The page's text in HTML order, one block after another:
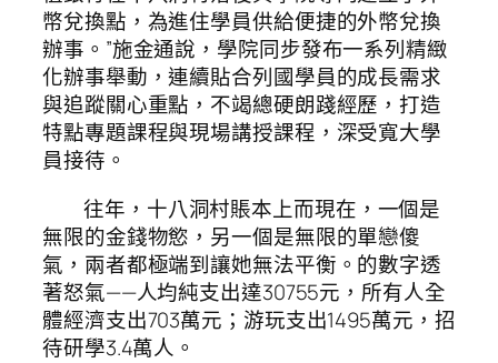
幣兌換點，為進住學員供給便捷的外幣兌換
辦事。”施金通說，學院同步發布一系列精緻
化辦事舉動，連續貼合列國學員的成長需求
與追蹤關心重點，不竭總硬朗踐經歷，打造
特點專題課程與現場講授課程，深受寬大學
員接待。
往年，十八洞村賬本上而現在，一個是
無限的金錢物慾，另一個是無限的單戀傻
氣，兩者都極端到讓她無法平衡。的數字透
著怒氣——人均純支出達30755元，所有人全
體經濟支出703萬元；游玩支出1495萬元，招
待研學3.4萬人。